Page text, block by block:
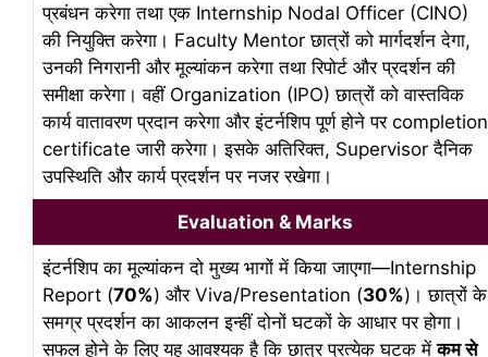
प्रबंधन करेगा तथा एक Internship Nodal Officer (CINO)
की नियुक्ति करेगा। Faculty Mentor छात्रों को मार्गदर्शन देगा,
उनकी निगरानी और मूल्यांकन करेगा तथा रिपोर्ट और प्रदर्शन की
समीक्षा करेगा। वहीं Organization (IPO) छात्रों को वास्तविक
कार्य वातावरण प्रदान करेगा और इंटर्नशिप पूर्ण होने पर completion
certificate जारी करेगा। इसके अतिरिक्त, Supervisor दैनिक
उपस्थिति और कार्य प्रदर्शन पर नजर रखेगा।
Evaluation & Marks
इंटर्नशिप का मूल्यांकन दो मुख्य भागों में किया जाएगा—Internship
Report (70%) और Viva/Presentation (30%)। छात्रों के
समग्र प्रदर्शन का आकलन इन्हीं दोनों घटकों के आधार पर होगा।
सफल होने के लिए यह आवश्यक है कि छात्र प्रत्येक घटक मेंकम से